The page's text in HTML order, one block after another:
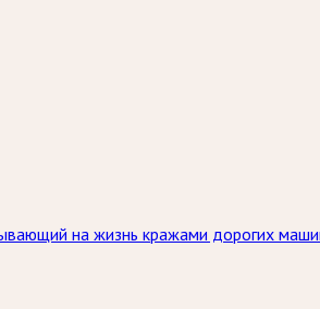
на жизнь кражами дорогих